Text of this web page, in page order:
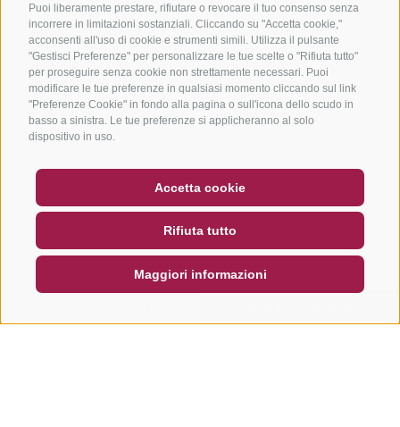
Puoi liberamente prestare, rifiutare o revocare il tuo consenso senza
incorrere in limitazioni sostanziali. Cliccando su "Accetta cookie,"
acconsenti all'uso di cookie e strumenti simili. Utilizza il pulsante
"Gestisci Preferenze" per personalizzare le tue scelte o "Rifiuta tutto"
per proseguire senza cookie non strettamente necessari. Puoi
modificare le tue preferenze in qualsiasi momento cliccando sul link
"Preferenze Cookie" in fondo alla pagina o sull'icona dello scudo in
basso a sinistra. Le tue preferenze si applicheranno al solo
dispositivo in uso.
Accetta cookie
Rifiuta tutto
Maggiori informazioni
NEWSLETTER
SOCIAL WALL METEO